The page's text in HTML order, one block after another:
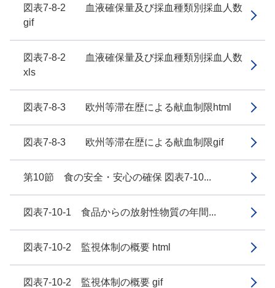
図表7-8-2 血液確保量及び採血種類別採血人数
gif
図表7-8-2 血液確保量及び採血種類別採血人数
xls
図表7-8-3 欧州等滞在歴による献血制限html
図表7-8-3 欧州等滞在歴による献血制限gif
第10節 食の安全・安心の確保 図表7-10...
図表7-10-1 食品からの放射性物質の年間...
図表7-10-2 監視体制の概要 html
図表7-10-2 監視体制の概要 gif